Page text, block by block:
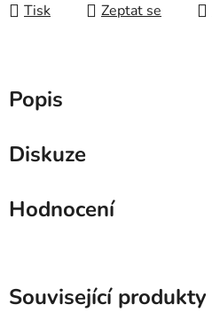
Tisk
Zeptat se
Popis
Diskuze
Hodnocení
Související produkty